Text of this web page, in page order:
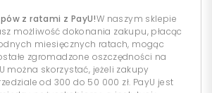
z ratami z PayU!W naszym sklepie
możliwość dokonania zakupu, płacąc
miesięcznych ratach, mogąc
zgromadzone oszczędności na
można skorzystać, jeżeli zakupy
od 300 do 50 000 zł. PayU jest